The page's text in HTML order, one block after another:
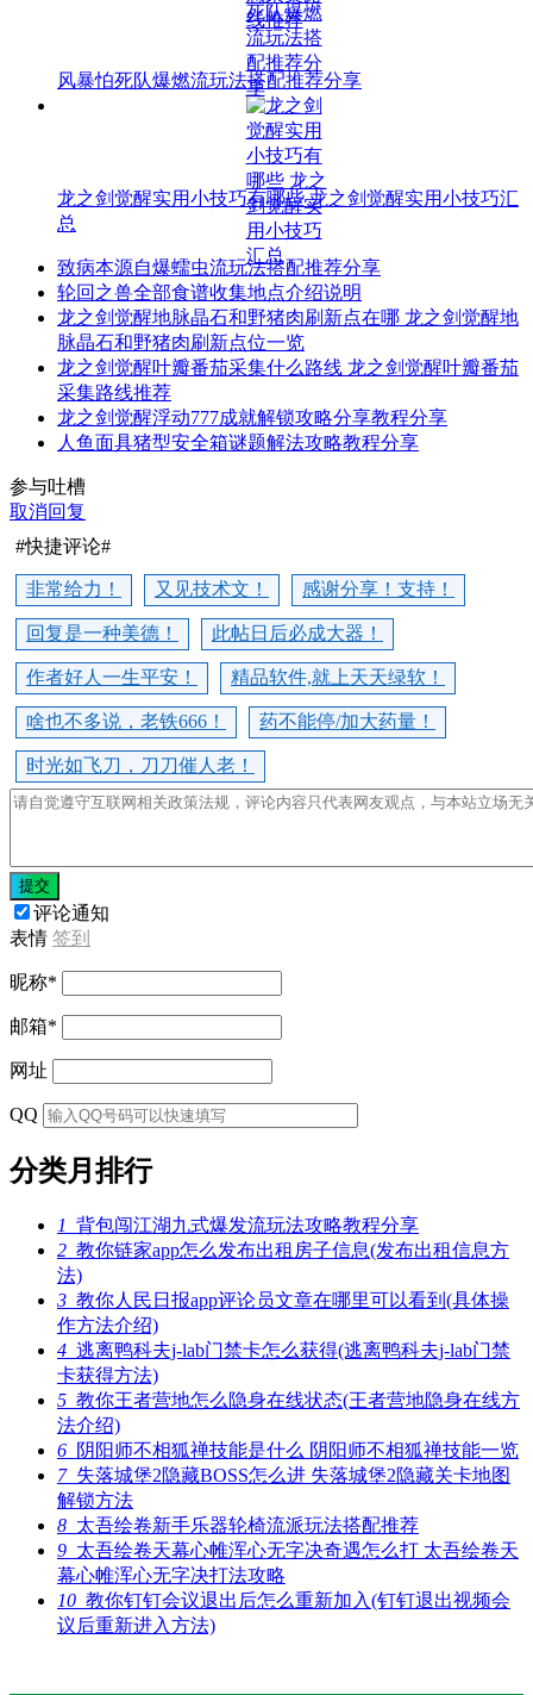
风暴怕死队爆燃流玩法搭配推荐分享
龙之剑觉醒实用小技巧有哪些 龙之剑觉醒实用小技巧汇
总
致病本源自爆蠕虫流玩法搭配推荐分享
轮回之兽全部食谱收集地点介绍说明
龙之剑觉醒地脉晶石和野猪肉刷新点在哪 龙之剑觉醒地
脉晶石和野猪肉刷新点位一览
龙之剑觉醒叶瓣番茄采集什么路线 龙之剑觉醒叶瓣番茄
采集路线推荐
龙之剑觉醒浮动777成就解锁攻略分享教程分享
人鱼面具猪型安全箱谜题解法攻略教程分享
参与吐槽
取消回复
#快捷评论#
非常给力！ 又见技术文！ 感谢分享！支持！
回复是一种美德！ 此帖日后必成大器！
作者好人一生平安！ 精品软件,就上天天绿软！
啥也不多说，老铁666！ 药不能停/加大药量！
时光如飞刀，刀刀催人老！
提交
评论通知
表情 签到
昵称*
邮箱*
网址
QQ
分类月排行
1 背包闯江湖九式爆发流玩法攻略教程分享
2 教你链家app怎么发布出租房子信息(发布出租信息方
法)
3 教你人民日报app评论员文章在哪里可以看到(具体操
作方法介绍)
4 逃离鸭科夫j-lab门禁卡怎么获得(逃离鸭科夫j-lab门禁
卡获得方法)
5 教你王者营地怎么隐身在线状态(王者营地隐身在线方
法介绍)
6 阴阳师不相狐禅技能是什么 阴阳师不相狐禅技能一览
7失落城堡2隐藏BOSS怎么进 失落城堡2隐藏关卡地图
解锁方法
8 太吾绘卷新手乐器轮椅流派玩法搭配推荐
9 太吾绘卷天幕心帷浑心无字决奇遇怎么打 太吾绘卷天
幕心帷浑心无字决打法攻略
10 教你钉钉会议退出后怎么重新加入(钉钉退出视频会
议后重新进入方法)